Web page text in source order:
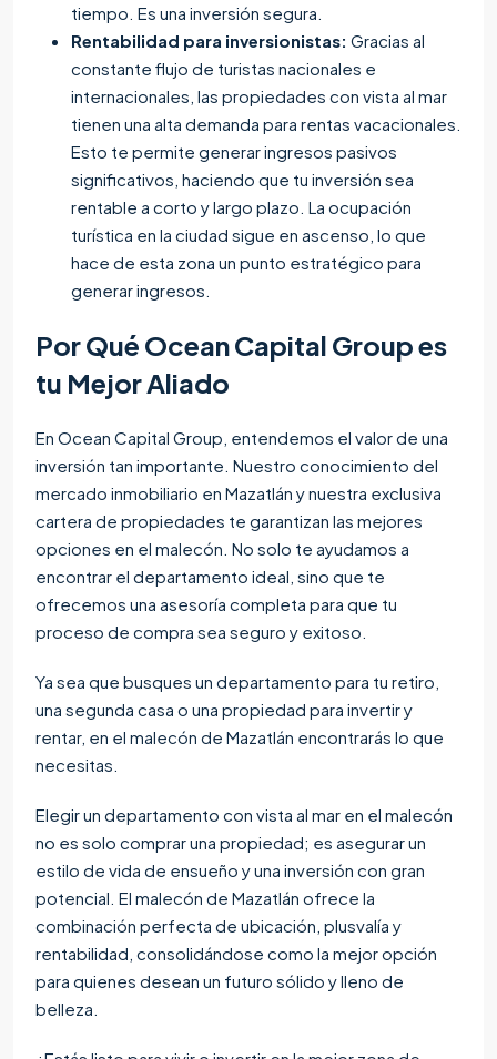
tiempo. Es una inversión segura.
Rentabilidad para inversionistas: Gracias al
constante flujo de turistas nacionales e
internacionales, las propiedades con vista al mar
tienen una alta demanda para rentas vacacionales.
Esto te permite generar ingresos pasivos
significativos, haciendo que tu inversión sea
rentable a corto y largo plazo. La ocupación
turística en la ciudad sigue en ascenso, lo que
hace de esta zona un punto estratégico para
generar ingresos.
Por Qué Ocean Capital Group es
tu Mejor Aliado
En Ocean Capital Group, entendemos el valor de una
inversión tan importante. Nuestro conocimiento del
mercado inmobiliario en Mazatlán y nuestra exclusiva
cartera de propiedades te garantizan las mejores
opciones en el malecón. No solo te ayudamos a
encontrar el departamento ideal, sino que te
ofrecemos una asesoría completa para que tu
proceso de compra sea seguro y exitoso.
Ya sea que busques un departamento para tu retiro,
una segunda casa o una propiedad para invertir y
rentar, en el malecón de Mazatlán encontrarás lo que
necesitas.
Elegir un departamento con vista al mar en el malecón
no es solo comprar una propiedad; es asegurar un
estilo de vida de ensueño y una inversión con gran
potencial. El malecón de Mazatlán ofrece la
combinación perfecta de ubicación, plusvalía y
rentabilidad, consolidándose como la mejor opción
para quienes desean un futuro sólido y lleno de
belleza.